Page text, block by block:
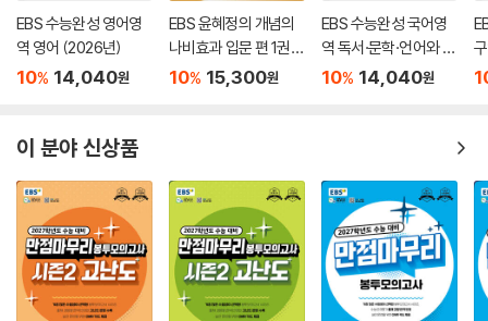
EBS 수능완성 영어영
역 영어 (2026년)
10% 14,040원
EBS 윤혜정의 개념의
나비효과 입문 편 1권
문학 (2026년용)
10% 15,300원
EBS 수능완성 국어영
역 독서·문학·언어와 매
체 (2026년)
10% 14,040원
이 분야 신상품